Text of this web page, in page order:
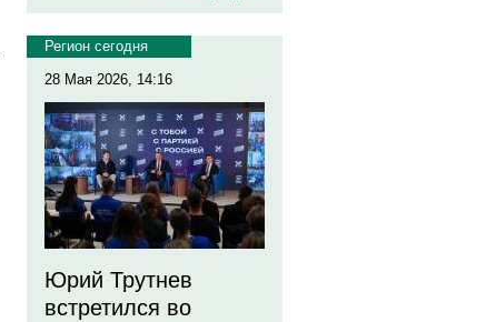
Регион сегодня
28 Мая 2026, 14:16
Юрий Трутнев
встретился во